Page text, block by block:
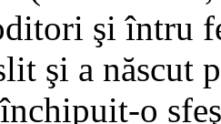
şi întru
şi a născut
o